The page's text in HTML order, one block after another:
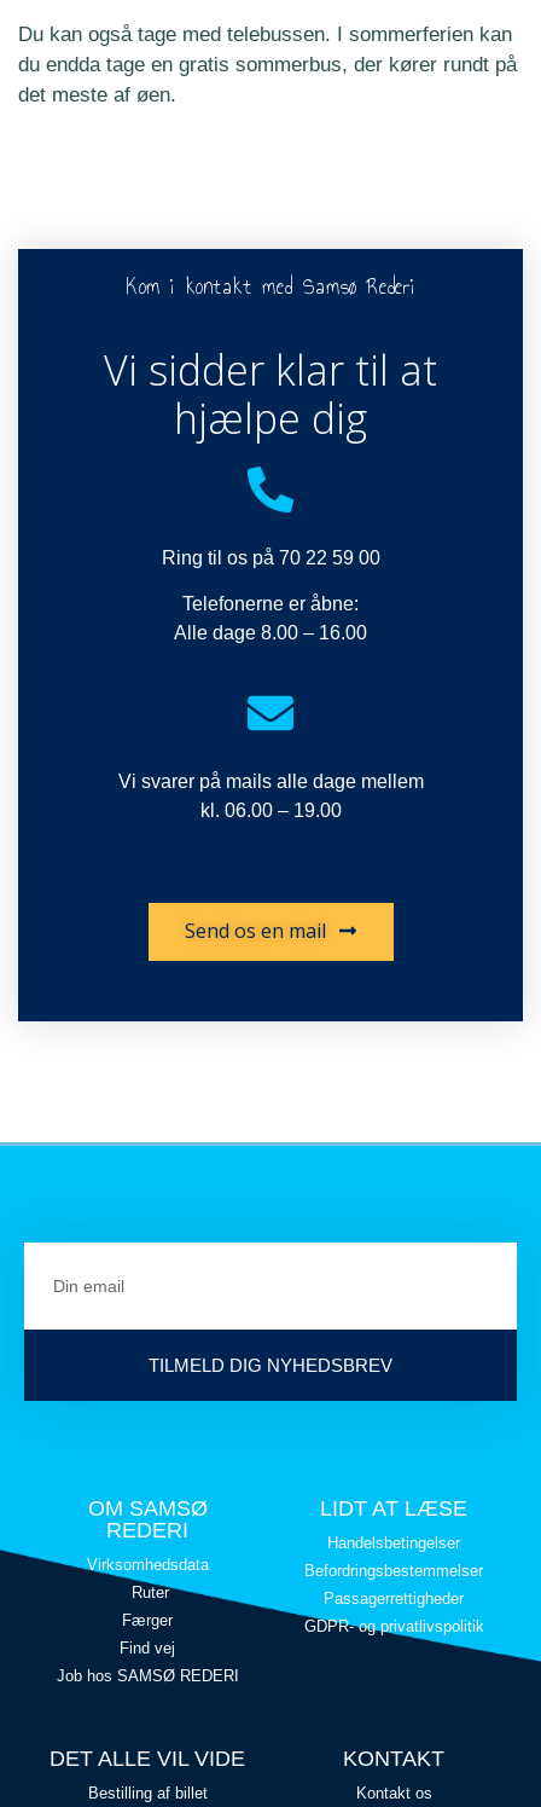
Du kan også tage med telebussen. I sommerferien kan
du endda tage en gratis sommerbus, der kører rundt på
det meste af øen.
Kom i kontakt med Samsø Rederi
Vi sidder klar til at
hjælpe dig
Ring til os på 70 22 59 00
Telefonerne er åbne:
Alle dage 8.00 – 16.00
Vi svarer på mails alle dage mellem
kl. 06.00 – 19.00
Send os en mail
TILMELD DIG NYHEDSBREV
OM SAMSØ
REDERI
Virksomhedsdata
Ruter
Færger
Find vej
Job hos SAMSØ REDERI
LIDT AT LÆSE
Handelsbetingelser
Befordringsbestemmelser
Passagerrettigheder
GDPR- og privatlivspolitik
DET ALLE VIL VIDE
Bestilling af billet
KONTAKT
Kontakt os